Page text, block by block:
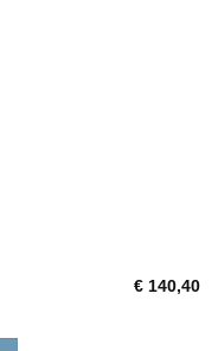
€ 140,40